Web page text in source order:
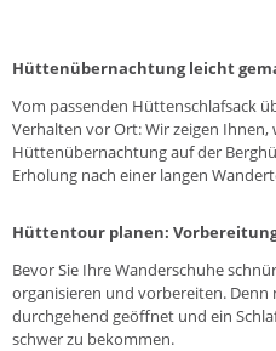
Hüttenübernachtung leicht
Vom passenden Hüttenschlafsack
Verhalten vor Ort: Wir zeigen Ihnen,
Hüttenübernachtung auf der
Erholung nach einer langen
Hüttentour planen:
Bevor Sie Ihre Wanderschuhe
organisieren und vorbereiten. Denn
durchgehend geöffnet und ein
schwer zu bekommen.